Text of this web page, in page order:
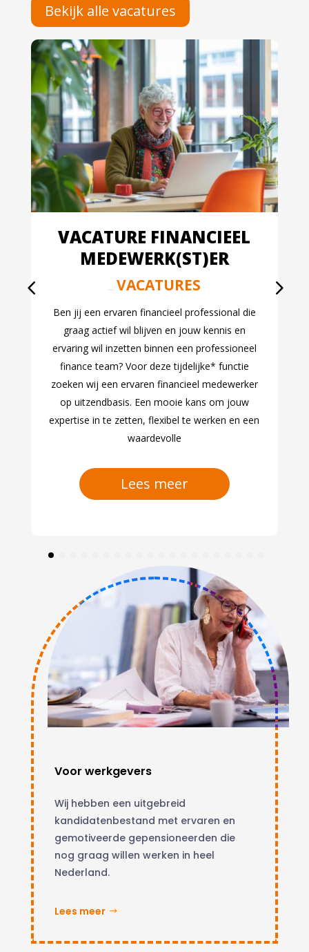
Bekijk alle vacatures
VACATURE FINANCIEEL
MEDEWERK(ST)ER
VACATURES
Ben jij een ervaren financieel professional die
graag actief wil blijven en jouw kennis en
ervaring wil inzetten binnen een professioneel
finance team? Voor deze tijdelijke* functie
zoeken wij een ervaren financieel medewerker
op uitzendbasis. Een mooie kans om jouw
expertise in te zetten, flexibel te werken en een
waardevolle
Lees meer
Voor werkgevers
Wij hebben een uitgebreid
kandidatenbestand met ervaren en
gemotiveerde gepensioneerden die
nog graag willen werken in heel
Nederland.
Lees meer